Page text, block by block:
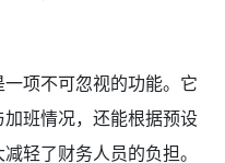
项不可忽视的功能。它
班情况，还能根据预设
轻了财务人员的负担。